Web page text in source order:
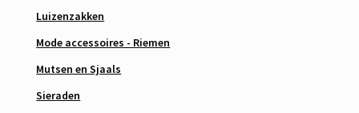
Luizenzakken
Mode accessoires - Riemen
Mutsen en Sjaals
Sieraden